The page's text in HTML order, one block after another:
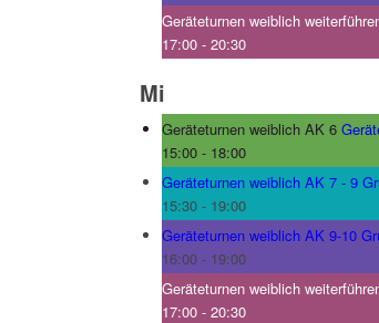
Geräteturnen weiblich
17:00- 20:30
Mi
Geräteturnen weiblich AK 6
15:00- 18:00
Geräteturnen weiblich AK 7 - 9
15:30- 19:00
Geräteturnen weiblich AK 9-10
16:00- 19:00
Geräteturnen weiblich
17:00- 20:30